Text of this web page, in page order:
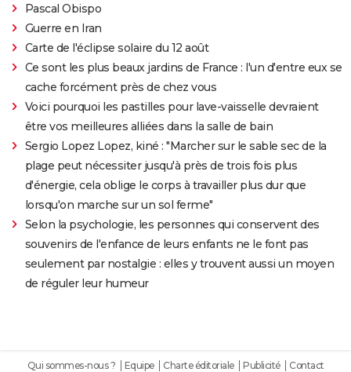
Pascal Obispo
Guerre en Iran
Carte de l'éclipse solaire du 12 août
Ce sont les plus beaux jardins de France : l'un d'entre eux se
cache forcément près de chez vous
Voici pourquoi les pastilles pour lave-vaisselle devraient
être vos meilleures alliées dans la salle de bain
Sergio Lopez Lopez, kiné : "Marcher sur le sable sec de la
plage peut nécessiter jusqu'à près de trois fois plus
d'énergie, cela oblige le corps à travailler plus dur que
lorsqu'on marche sur un sol ferme"
Selon la psychologie, les personnes qui conservent des
souvenirs de l'enfance de leurs enfants ne le font pas
seulement par nostalgie : elles y trouvent aussi un moyen
de réguler leur humeur
Qui sommes-nous ? Equipe Charte éditoriale Publicité Contact